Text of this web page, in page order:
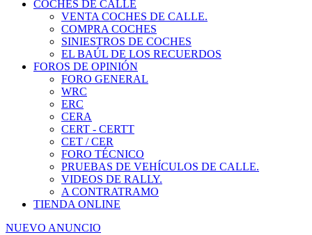
COMPRA COCHES
SINIESTROS DE COCHES
EL BAÚL DE LOS RECUERDOS
FOROS DE OPINIÓN
FORO GENERAL
WRC
ERC
CERA
CERT - CERTT
CET / CER
FORO TÉCNICO
PRUEBAS DE VEHÍCULOS DE CALLE.
VIDEOS DE RALLY.
A CONTRATRAMO
TIENDA ONLINE
NUEVO ANUNCIO